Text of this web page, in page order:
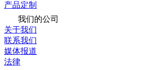
产品定制
我们的公司
关于我们
联系我们
媒体报道
法律